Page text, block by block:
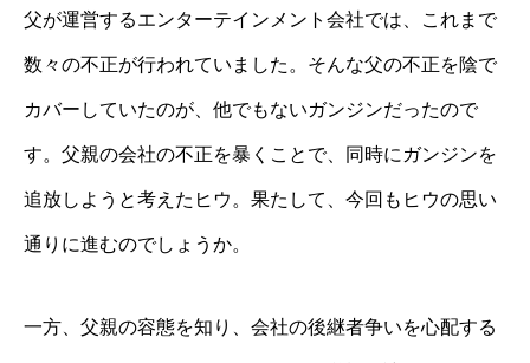
父が運営するエンターテインメント会社では、これまで
数々の不正が行われていました。そんな父の不正を陰で
カバーしていたのが、他でもないガンジンだったので
す。父親の会社の不正を暴くことで、同時にガンジンを
追放しようと考えたヒウ。果たして、今回もヒウの思い
通りに進むのでしょうか。
一方、父親の容態を知り、会社の後継者争いを心配する